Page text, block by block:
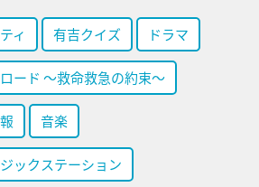
ィ 有吉クイズ ドラマ
ード ～救命救急の約束～
音楽
ックステーション